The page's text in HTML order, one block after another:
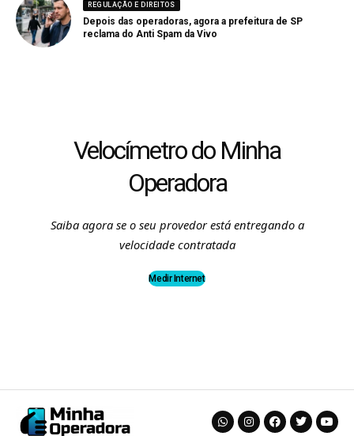
REGULAÇÃO E DIREITOS
Depois das operadoras, agora a prefeitura de SP
reclama do Anti Spam da Vivo
Velocímetro do Minha
Operadora
Saiba agora se o seu provedor está entregando a
velocidade contratada
Medir Internet